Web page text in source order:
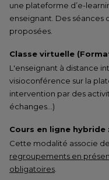
une plateforme d’e-
enseignant. Des
proposées.
Classe virtuelle
L'enseignant à distance
visioconférence sur la
intervention par des
échanges…)
Cours en ligne hybride :
Cette modalité associe
regroupements en
obligatoires